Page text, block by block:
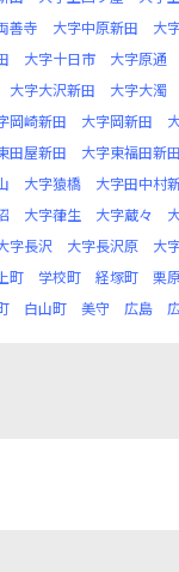
善寺 大字中原新田 大
大字十日市 大字原通
大字大沢新田 大字大濁
岡崎新田 大字岡新田
田屋新田 大字東福田新田
大字猿橋 大字田中村
大字葎生 大字蔵々
字長沢 大字長沢原 大
上町 学校町 経塚町 栗
白山町 美守 広島